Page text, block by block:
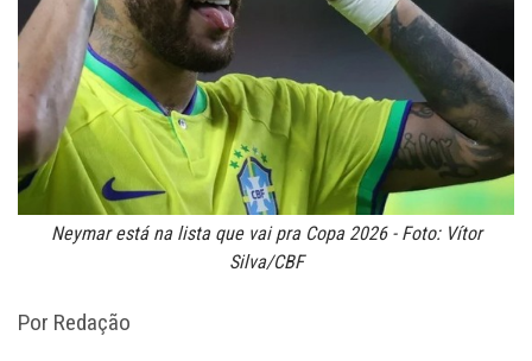
Neymar está na lista que vai pra Copa 2026 - Foto: Vítor
Silva/CBF
Por Redação